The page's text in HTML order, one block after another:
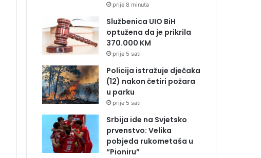
prije 8 minuta
Službenica UIO BiH
optužena da je prikrila
370.000 KM
prije 5 sati
Policija istražuje dječaka
(12) nakon četiri požara
u parku
prije 5 sati
Srbija ide na Svjetsko
prvenstvo: Velika
pobjeda rukometaša u
“Pioniru”